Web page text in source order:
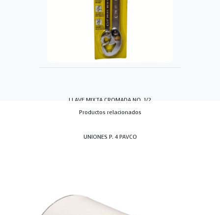
LLAVE MIXTA CROMADA NO. 1/2
Productos relacionados
UNIONES P. 4 PAVCO